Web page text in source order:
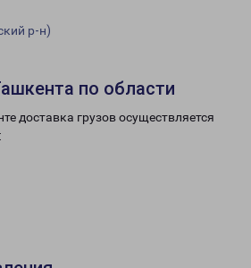
р-н)
по области
доставка грузов осуществляется